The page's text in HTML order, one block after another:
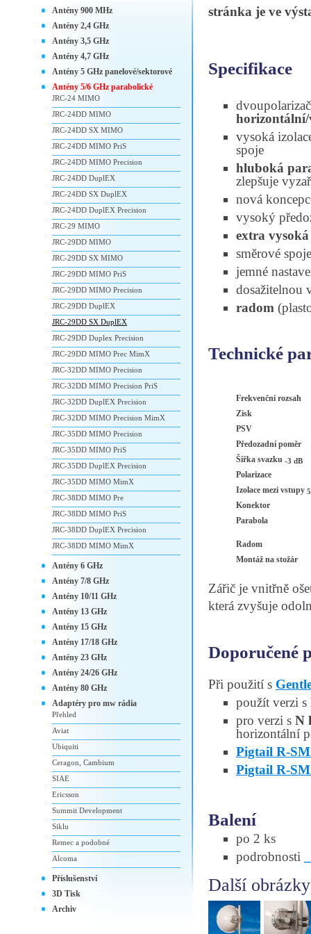
stránka je ve
Specifikace
vysoká
spoje
hluboká
zlepšuje
nová
vysoký
extra
směrové
jemné
dosažitelnou
radom
Technické
Frekvenční rozsah
Zisk
PSV
Předozadní poměr
Šířka svazku -3 dB
Polarizace
Izolace mezi vstupy
Konektor
Parabola
Radom
Montáž na stožár
Zářič je vnitřně
která zvyšuje
Doporučené
Při použití s
použít verzi s
pro verzi s N
horizontální
Pigtail R-
Pigtail R-
Balení
po 2 ks
podrobnosti
Další
Antény 900 MHz
Antény 2,4 GHz
Antény 3,5 GHz
Antény 4,7 GHz
Antény 5 GHz panelové/sektorové
Antény 5/6 GHz parabolické
JRC-24 MIMO
JRC-24DD MIMO
JRC-24DD SX MIMO
JRC-24DD MIMO PriS
JRC-24DD MIMO Precision
JRC-24DD DuplEX
JRC-24DD SX DuplEX
JRC-24DD DuplEX Precision
JRC-29 MIMO
JRC-29DD MIMO
JRC-29DD SX MIMO
JRC-29DD MIMO PriS
JRC-29DD MIMO Precision
JRC-29DD DuplEX
JRC-29DD SX DuplEX
JRC-29DD Duplex Precision
JRC-29DD MIMO Prec MimX
JRC-32DD MIMO Precision
JRC-32DD MIMO Precision PriS
JRC-32DD DuplEX Precision
JRC-32DD MIMO Precision MimX
JRC-35DD MIMO Precision
JRC-35DD MIMO PriS
JRC-35DD DuplEX Precision
JRC-35DD MIMO MimX
JRC-38DD MIMO Pre
JRC-38DD MIMO PriS
JRC-38DD DuplEX Precision
JRC-38DD MIMO MimX
Antény 6 GHz
Antény 7/8 GHz
Antény 10/11 GHz
Antény 13 GHz
Antény 15 GHz
Antény 17/18 GHz
Antény 23 GHz
Antény 24/26 GHz
Antény 80 GHz
Adaptéry pro mw rádia
Přehled
Aviat
Ubiquiti
Ceragon, Cambium
SIAE
Ericsson
Summit Development
Siklu
Remec a podobné
Alcoma
Příslušenství
3D Tisk
Archiv